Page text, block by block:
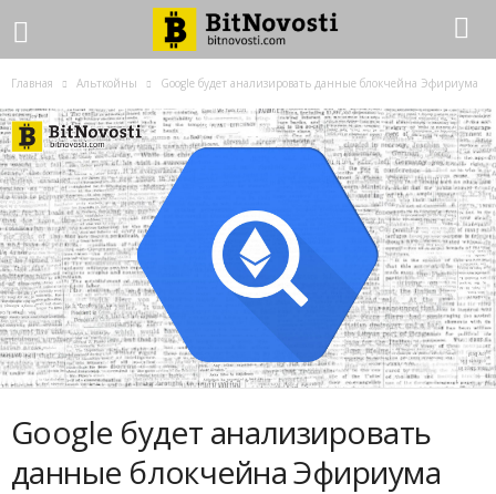
Главная Альткойны Google будет анализировать данные блокчейна Эфириума
Google будет анализировать
данные блокчейна Эфириума